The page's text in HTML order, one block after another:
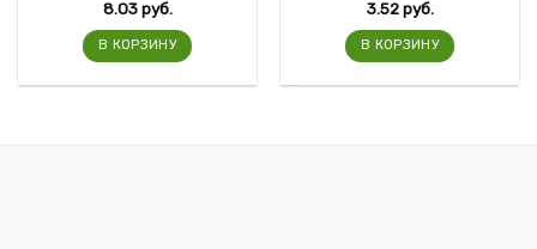
8.03руб.
В КОРЗИНУ
3.52руб.
В КОРЗИНУ